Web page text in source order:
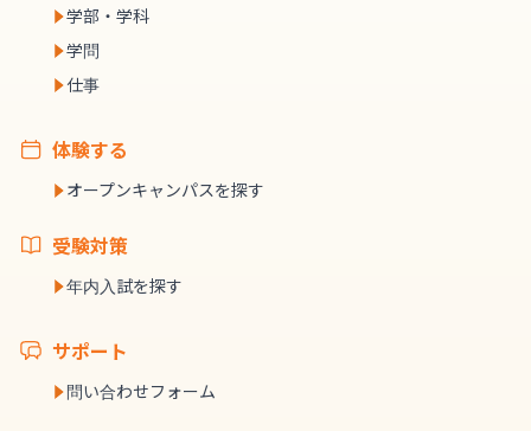
学部・学科
学問
仕事
体験する
オープンキャンパスを探す
受験対策
年内入試を探す
サポート
問い合わせフォーム